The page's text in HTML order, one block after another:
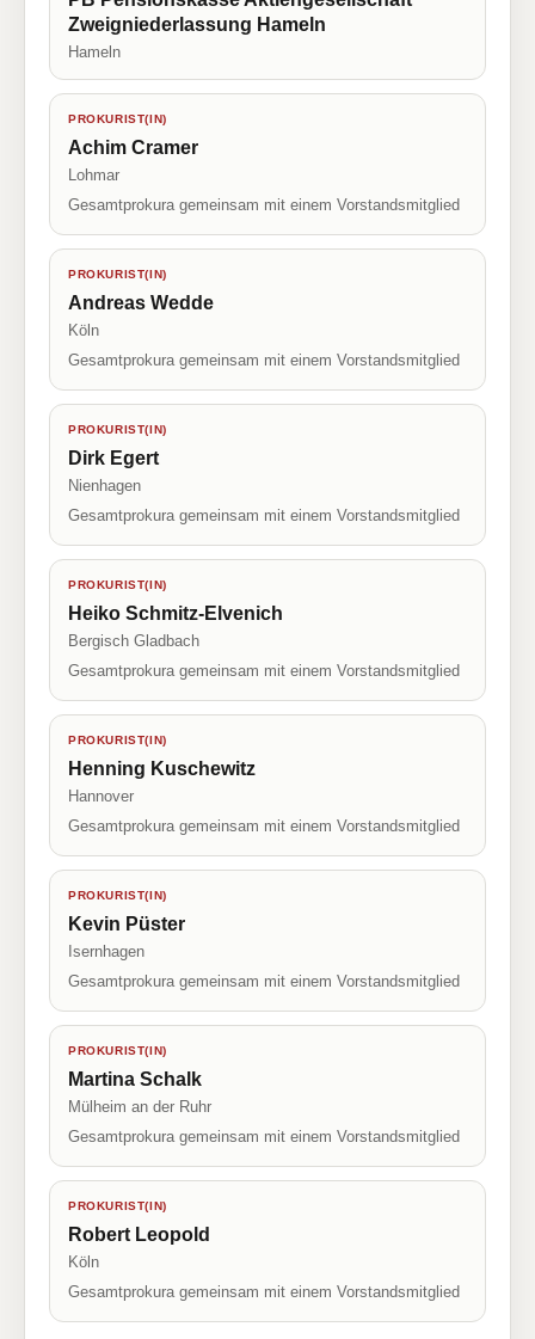
Zweigniederlassung Hameln
Hameln
PROKURIST(IN)
Achim Cramer
Lohmar
Gesamtprokura gemeinsam mit einem Vorstandsmitglied
PROKURIST(IN)
Andreas Wedde
Köln
Gesamtprokura gemeinsam mit einem Vorstandsmitglied
PROKURIST(IN)
Dirk Egert
Nienhagen
Gesamtprokura gemeinsam mit einem Vorstandsmitglied
PROKURIST(IN)
Heiko Schmitz-Elvenich
Bergisch Gladbach
Gesamtprokura gemeinsam mit einem Vorstandsmitglied
PROKURIST(IN)
Henning Kuschewitz
Hannover
Gesamtprokura gemeinsam mit einem Vorstandsmitglied
PROKURIST(IN)
Kevin Püster
Isernhagen
Gesamtprokura gemeinsam mit einem Vorstandsmitglied
PROKURIST(IN)
Martina Schalk
Mülheim an der Ruhr
Gesamtprokura gemeinsam mit einem Vorstandsmitglied
PROKURIST(IN)
Robert Leopold
Köln
Gesamtprokura gemeinsam mit einem Vorstandsmitglied